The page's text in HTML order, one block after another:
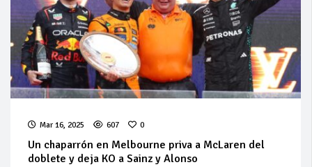
Mar 16, 2025 607 0
Un chaparrón en Melbourne priva a McLaren del
doblete y deja KO a Sainz y Alonso